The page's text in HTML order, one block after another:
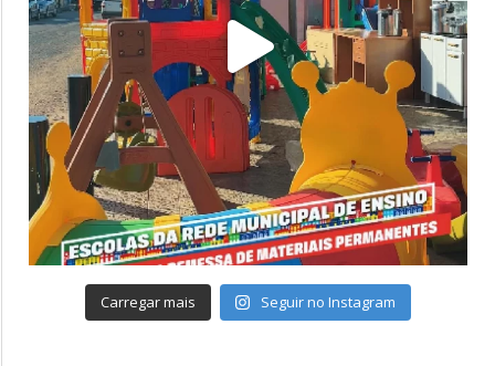
Carregar mais Seguir no Instagram